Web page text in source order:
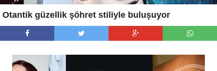
Otantik güzellik şöhret stiliyle buluşuyor